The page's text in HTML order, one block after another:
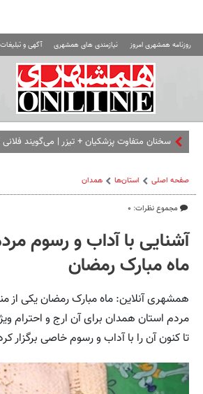
روزنامه همشهری امروز نیازمندی های همشهری آگهی و تبلیغات
سخنان متفاوت پزشکیان + تیزر | می‌گویند فلانی
صفحه اصلی استان‌ها همدان
مجموع نظرات: ۰
آشنایی با آداب و رسوم
ماه مبارک رمضان
همشهری آنلاین: ماه مبارک رمضان یکی از
مردم استان همدان برای آن ارج و احترام
تا کنون آن را با آداب و رسوم خاصی برگزار